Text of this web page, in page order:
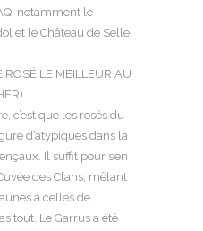
notamment le
et le Château de Selle
ROSÉ LE MEILLEUR AU
c’est que les rosés du
d’atypiques dans la
Il suffit pour s’en
des Clans, mêlant
à celles de
tout. Le Garrus a été